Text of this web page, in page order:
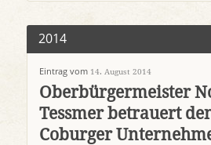
2014
Eintrag vom 14. August 2014
Oberbürgermeister
Tessmer betrauert
Coburger